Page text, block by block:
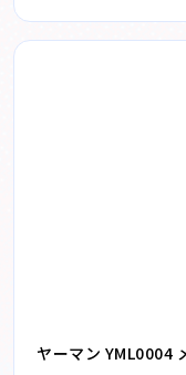
ヤーマン YML0004